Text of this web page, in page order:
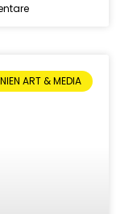
ART & MEDIA